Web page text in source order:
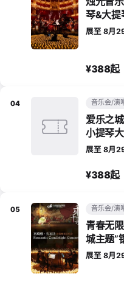
琴&大提
展至 8月
¥388起
04 音乐会/演
爱乐之
小提琴
展至 8月
¥388起
05 音乐会/演
青春无
城主题”
展至 8月